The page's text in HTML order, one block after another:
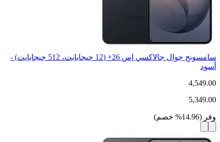
سامسونج جوال جالاكسي إس 26+ (12 جيجابايت، 512 جيجابايت) -
أسود
4,549.00
5,349.00
وفر (
14.96
% خصم)